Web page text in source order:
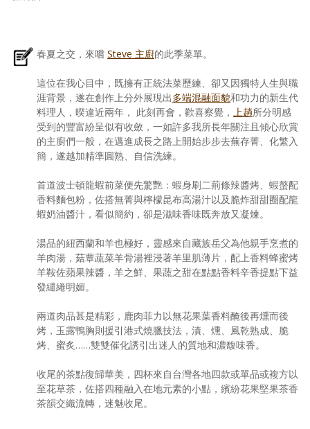
春夏之交，來嚐 Steve 主廚的此季菜單。
這位在我心目中，既擁有正統法菜歷練、卻又因獨特人生與職
涯背景，遂在創作上分外展現出多端混融面貌和功力的新生代
料理人，暌違近兩年， 此刻再會，歡喜察覺， 上趟所分明感
受到的豐富紛呈似有收斂，一如許多我所長年關注且傾心欣賞
的主廚們一般，在邁進成長之路上開始步步去蕪存菁、化繁入
簡，遂越加精準圓熟、自信洗練。
首道波士頓龍蝦前菜便先驚艷：蝦身刷二荊條辣醬烤、蝦螯配
香料麵包粉，佐搭無菁與檸檬昆布高湯汁以及脆炸甜甜圈配龍
蝦奶油醬汁，看似簡約，卻是滋味香味既奔放又凝煉。
湯品的紐西蘭和羊也極好，靈感來自藏族岳父為他親手烹煮的
羊肉湯，菇蕈蔬菜羊骨湯裡浸著羊里肌薄片，配上香料蜂蜜烤
羊鞍佐蘋果辣醬，羊之鮮、果蔬之甜在點點香料辛香提點下益
發繾綣明媚。
兩道肉品甚是精彩，鹿肉菲力以無花果葉香料醃後再燻而後
烤，玉露鴨胸則援引港式燒臘技法，漬、燻、風乾熟成、脆
烤、蜜炙……雙雙催化誘引出迷人的質地和濃馥味香。
收尾的茶點復歸華美，四杯來自台灣各地四款或單品或複方以
至花草茶，佐搭四種融入在地元素的小點，繽紛花果堅果茶香
茶韻交織流轉，迷魅收尾。